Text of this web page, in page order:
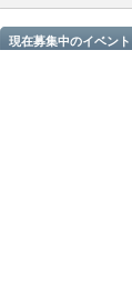
現在募集中のイベント